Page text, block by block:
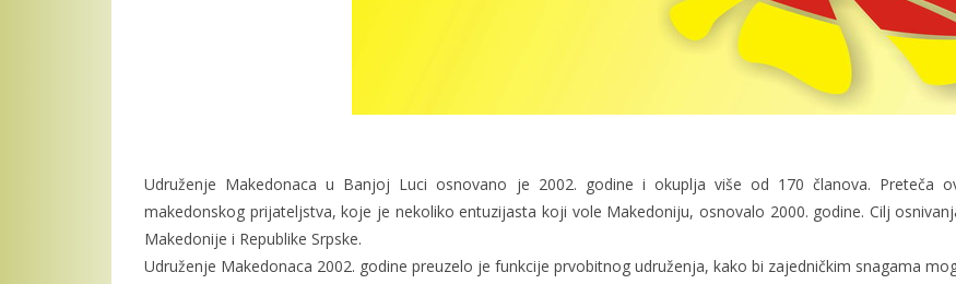
Udruženje Makedonaca u Banjoj Luci osnovano je 2002. godine i okuplja više od 170 članova. Preteča
makedonskog prijateljstva, koje je nekoliko entuzijasta koji vole Makedoniju, osnovalo 2000. godine. Cilj
Makedonije i Republike Srpske.
Udruženje Makedonaca 2002. godine preuzelo je funkcije prvobitnog udruženja, kako bi zajedničkim snagama